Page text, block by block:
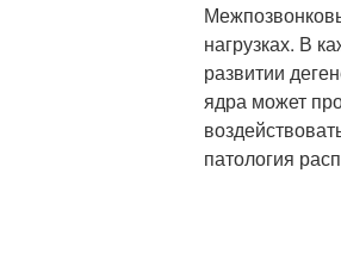
нагрузках. В
развитии
ядра может
патология